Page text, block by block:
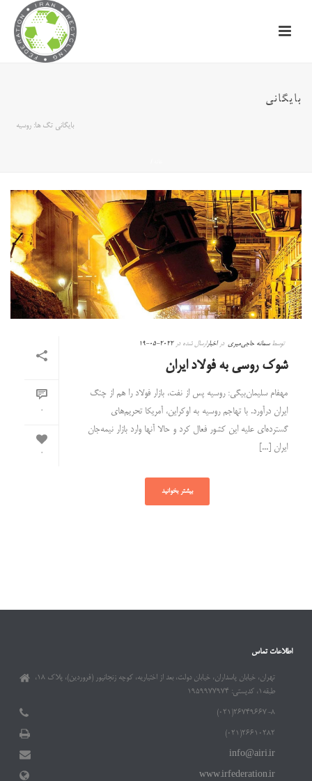
بایگانی
بایگانی تگ ها: روسیه
0
0
توسطسمانه حاجی‌میری دراخبارارسال شده در2022-05-19
شوک روسی به فولاد ایران
‌مهفام سلیمان‌بیگی: روسیه پس از نفت، بازار فولاد را هم از چنگ
ایران درآورد. با تهاجم روسیه به اوکراین، آمریکا تحریم‌های
گسترده‌ای علیه این کشور فعال کرد و حالا آنها وارد بازار نیمه‌جان
ایران [...]
بیشتر بخوانید
اطلاعات تماس
تهران، خیابان پاسداران، خیابان دولت، بعد از اختیاریه، کوچه زنجانپور (فروردین)، پلاک ۱۸،
طبقه۱، کدپستی: ۱۹۵۹۹۷۷۹۷۴
۲۶۷۴۹۶۶۷-۸(۰۲۱)
۲۶۶۱۰۲۸۲(۰۲۱)
info@airi.ir
www.irfederation.ir